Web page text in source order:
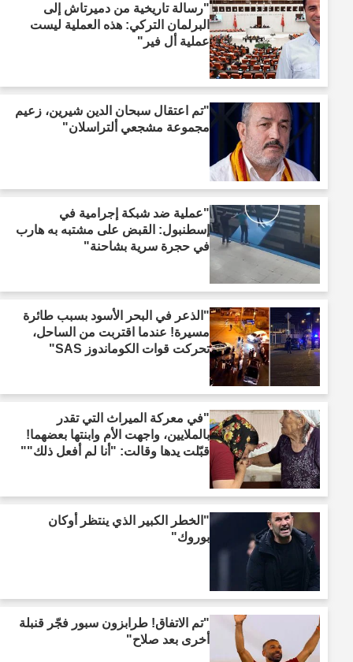
"رسالة تاريخية من دميرتاش إلى
البرلمان التركي: هذه العملية ليست
عملية أل فير"
"تم اعتقال سبحان الدين شيرين، زعيم
مجموعة مشجعي ألتراسلان"
"عملية ضد شبكة إجرامية في
إسطنبول: القبض على مشتبه به هارب
في حجرة سرية بشاحنة"
"الذعر في البحر الأسود بسبب طائرة
مسيرة! عندما اقتربت من الساحل،
تحركت قوات الكوماندوز SAS"
"في معركة الميراث التي تقدر
بالملايين، واجهت الأم وابنتها بعضهما!
قبّلت يدها وقالت: "أنا لم أفعل ذلك""
"الخطر الكبير الذي ينتظر أوكان
بوروك"
"تم الاتفاق! طرابزون سبور فجّر قنبلة
أخرى بعد صلاح"